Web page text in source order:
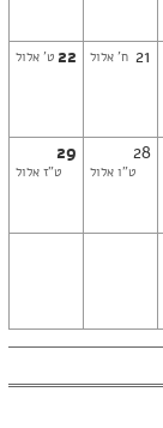
21 ח' אלול 22 ט' אלול
28
ט"ו אלול
29
ט"ז אלול